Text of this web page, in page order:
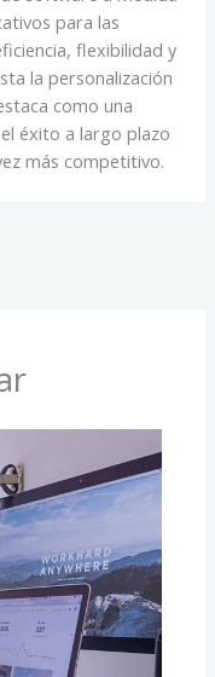
para las
flexibilidad y
la personalización
como una
éxito a largo plazo
más competitivo.